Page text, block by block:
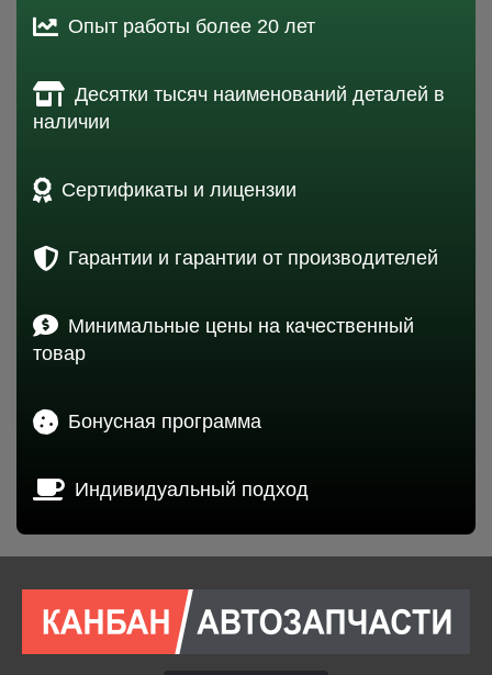
Опыт работы более 20 лет
Десятки тысяч наименований деталей в
наличии
Сертификаты и лицензии
Гарантии и гарантии от производителей
Минимальные цены на качественный
товар
Бонусная программа
Индивидуальный подход